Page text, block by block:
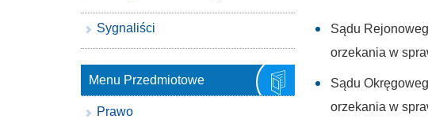
Sądu
orzekania w
Sądu
orzekania w
Sygnaliści
Menu Przedmiotowe
Prawo